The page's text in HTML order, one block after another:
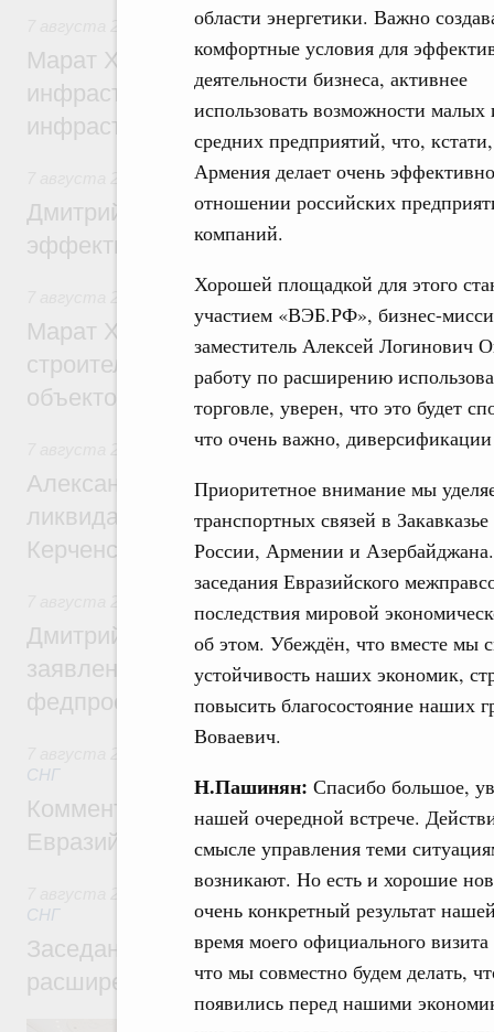
области энергетики. Важно
комфортные условия для
деятельности бизнеса, активнее
использовать возможности малых
средних предприятий, что, кстати,
Армения делает очень
отношении российских
компаний.
Хорошей площадкой для этого
участием «ВЭБ.РФ», бизнес-
заместитель Алексей Логинович
работу по расширению
торговле, уверен, что это будет
что очень важно,
Приоритетное внимание мы
транспортных связей в
России, Армении и
заседания Евразийского
последствия мировой
об этом. Убеждён, что вместе мы
устойчивость наших экономик,
повысить благосостояние наших
Воваевич.
Н.Пашинян: Спасибо большое,
нашей очередной встрече.
смысле управления теми
возникают. Но есть и хорошие
очень конкретный результат
время моего официального
что мы совместно будем делать,
появились перед нашими
Бюджеты субъектов Федерации.
Марат Хуснуллин: 15 объектов
инфраструктуры построили и обновили
инфраструктурным кредитам
Развитие сельских территорий
Дмитрий Патрушев: Синхронизация
эффективность поддержки сельских
Экономика городов. Городская среда
Марат Хуснуллин: «Единый заказчик»
строительство и реконструкцию более
объектов
Чрезвычайные ситуации и ликвидация их
Александр Козлов провёл заседание
ликвидации последствий чрезвычайной
Керченском проливе
Среднее профессиональное образование
Дмитрий Чернышенко: Установлен
заявлений от абитуриентов колледжей и
федпроекта «Профессионалитет»
СНГ
Комментарий Алексея Оверчука по
Евразийского межправительственного
Евразийский экономический союз.
СНГ
Заседание Евразийского
расширенном составе